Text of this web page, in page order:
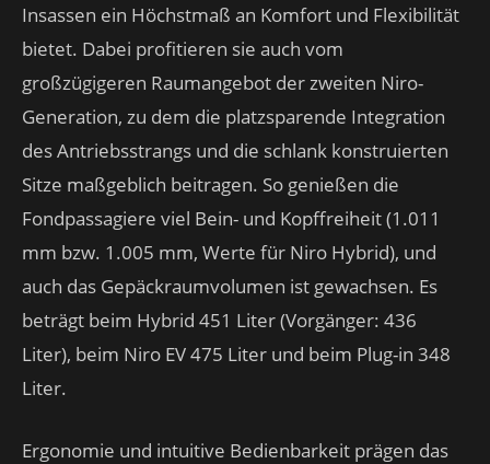
Insassen ein Höchstmaß an Komfort und Flexibilität
bietet. Dabei profitieren sie auch vom
großzügigeren Raumangebot der zweiten Niro-
Generation, zu dem die platzsparende Integration
des Antriebsstrangs und die schlank konstruierten
Sitze maßgeblich beitragen. So genießen die
Fondpassagiere viel Bein- und Kopffreiheit (1.011
mm bzw. 1.005 mm, Werte für Niro Hybrid), und
auch das Gepäckraumvolumen ist gewachsen. Es
beträgt beim Hybrid 451 Liter (Vorgänger: 436
Liter), beim Niro EV 475 Liter und beim Plug-in 348
Liter.
Ergonomie und intuitive Bedienbarkeit prägen das